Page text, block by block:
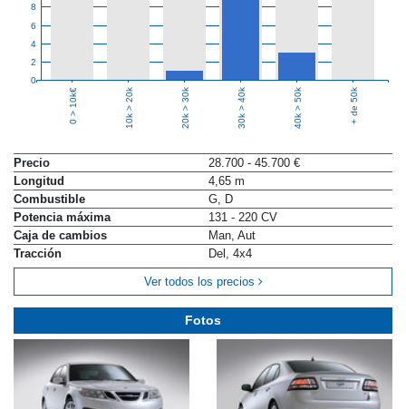
0
2
4
6
8
0 > 10k€ 10k > 20k 20k > 30k 30k > 40k 40k > 50k + de 50k
Precio
28.700 - 45.700 €
Longitud
4,65 m
Combustible
G, D
Potencia máxima
131 - 220 CV
Caja de cambios
Man, Aut
Tracción
Del, 4x4
Ver todos los precios
Fotos